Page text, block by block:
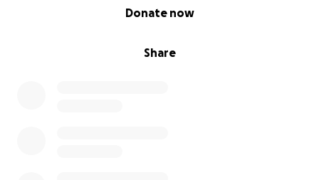
Share
Donate now